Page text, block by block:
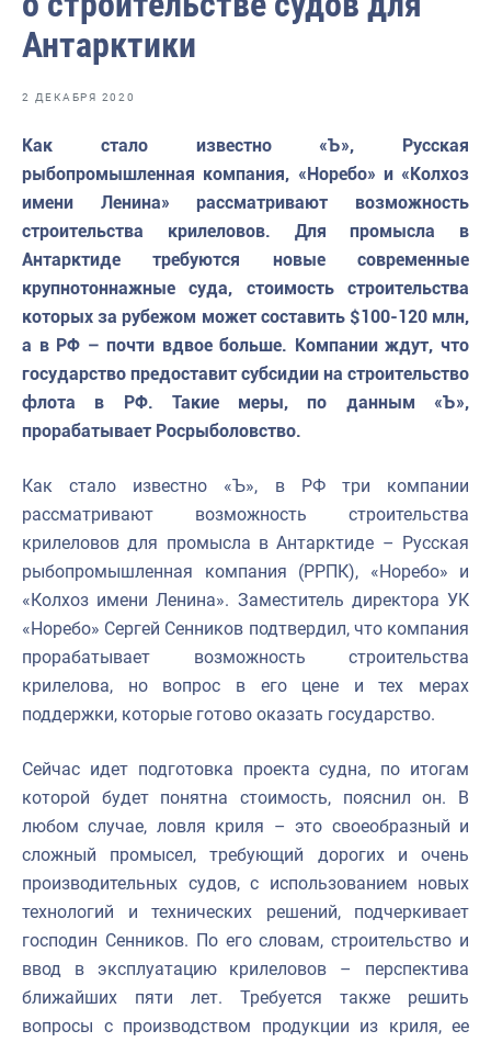
Отраслевые СМИ
Выставки и конференции
Научно-практическая литература
Рыбоохрана России
Отрасль в цифрах
Большая африканская экспедиция
Укрепление духовно-нравственных ценностей
События в России и мире
Антарктики
2 ДЕКАБРЯ 2020
Как стало известно «Ъ», Русская
рыбопромышленная компания, «Норебо» и «Колхоз
имени Ленина» рассматривают возможность
строительства крилеловов. Для промысла в
Антарктиде требуются новые современные
крупнотоннажные суда, стоимость строительства
которых за рубежом может составить $100-120 млн,
а в РФ – почти вдвое больше. Компании ждут, что
государство предоставит субсидии на строительство
флота в РФ. Такие меры, по данным «Ъ»,
прорабатывает Росрыболовство.
Как стало известно «Ъ», в РФ три компании
рассматривают возможность строительства
крилеловов для промысла в Антарктиде – Русская
рыбопромышленная компания (РРПК), «Норебо» и
«Колхоз имени Ленина». Заместитель директора УК
«Норебо» Сергей Сенников подтвердил, что компания
прорабатывает возможность строительства
крилелова, но вопрос в его цене и тех мерах
поддержки, которые готово оказать государство.
Сейчас идет подготовка проекта судна, по итогам
которой будет понятна стоимость, пояснил он. В
любом случае, ловля криля – это своеобразный и
сложный промысел, требующий дорогих и очень
производительных судов, с использованием новых
технологий и технических решений, подчеркивает
господин Сенников. По его словам, строительство и
ввод в эксплуатацию крилеловов – перспектива
ближайших пяти лет. Требуется также решить
вопросы с производством продукции из криля, ее